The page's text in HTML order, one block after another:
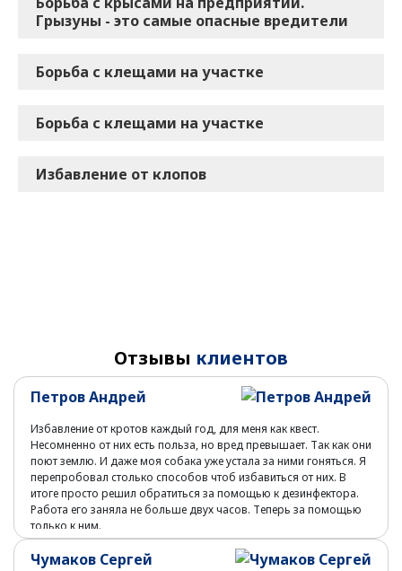
Грызуны - это самые опасные вредители
Борьба с клещами на участке
Борьба с клещами на участке
Избавление от клопов
Отзывы клиентов
Петров Андрей
Избавление от кротов каждый год, для меня как квест.
Несомненно от них есть польза, но вред превышает. Так как они
поют землю. И даже моя собака уже устала за ними гоняться. Я
перепробовал столько способов чтоб избавиться от них. В
итоге просто решил обратиться за помощью к дезинфектора.
Работа его заняла не больше двух часов. Теперь за помощью
только к ним.
Чумаков Сергей